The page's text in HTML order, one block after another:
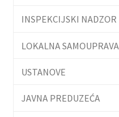
INSPEKCIJSKI NADZOR
LOKALNA SAMOUPRAVA
USTANOVE
JAVNA PREDUZEĆA